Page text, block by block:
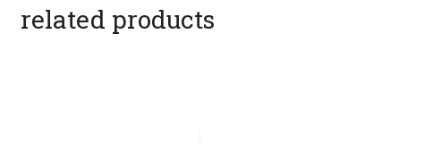
related products